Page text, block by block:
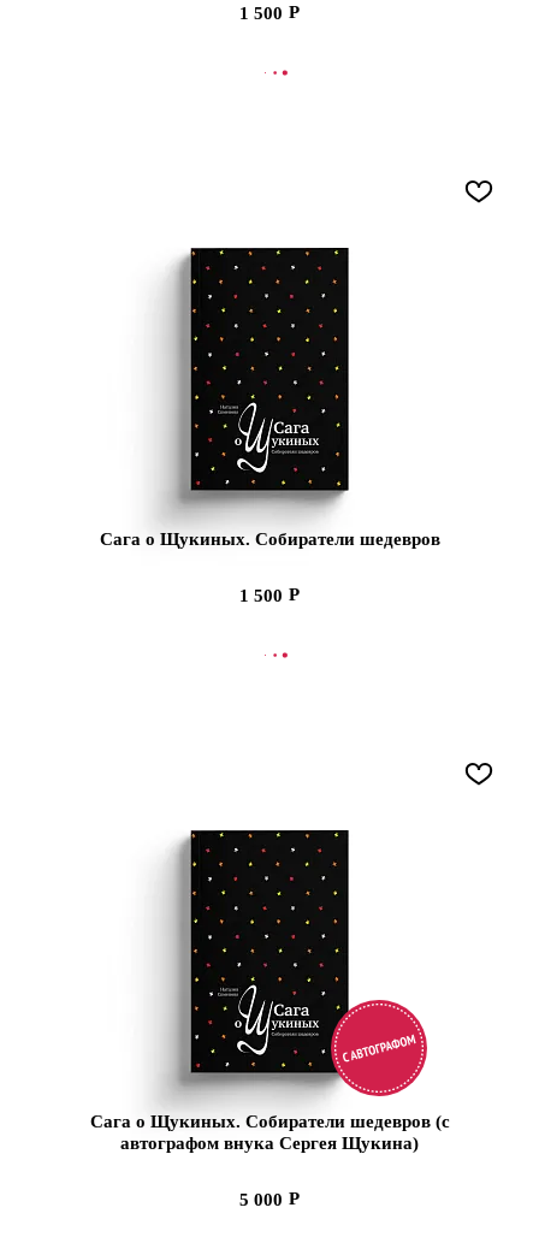
1 500
В КОРЗИНУ
Сага о Щукиных. Собиратели шедевров
1 500
В КОРЗИНУ
Сага о Щукиных. Собиратели шедевров (с
автографом внука Сергея Щукина)
5 000